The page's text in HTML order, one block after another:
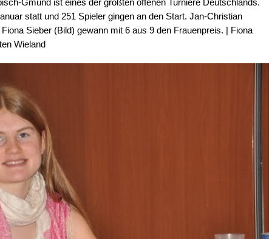
statt und 251 Spieler gingen an den Start. Jan-Christian
Sieber (Bild) gewann mit 6 aus 9 den Frauenpreis. | Fiona
Wieland